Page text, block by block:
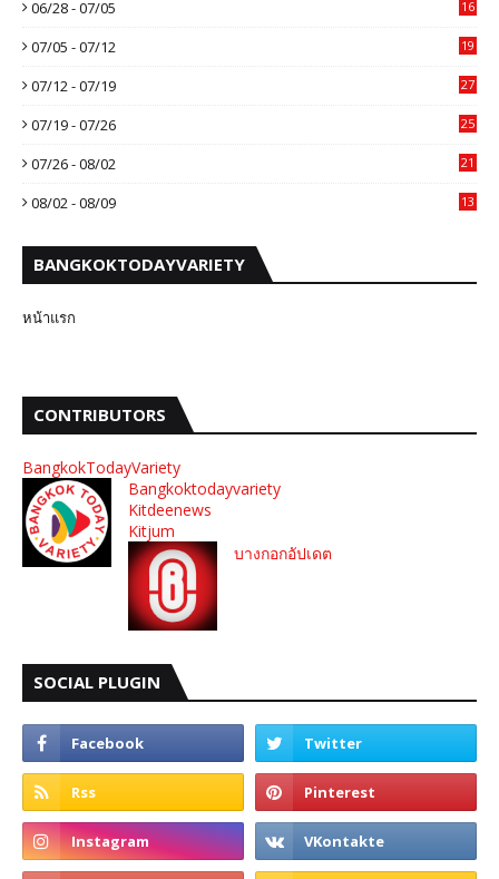
06/28 - 07/05 16
07/05 - 07/12 19
07/12 - 07/19 27
07/19 - 07/26 25
07/26 - 08/02 21
08/02 - 08/09 13
BANGKOKTODAYVARIETY
หน้าแรก
CONTRIBUTORS
BangkokTodayVariety
Bangkoktodayvariety
Kitdeenews
Kitjum
บางกอกอัปเดต
SOCIAL PLUGIN